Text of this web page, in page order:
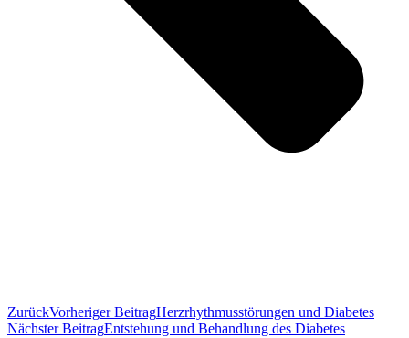
ZurückVorheriger BeitragHerzrhythmusstörungen und Diabetes
Nächster BeitragEntstehung und Behandlung des Diabetes